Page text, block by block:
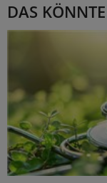
DAS